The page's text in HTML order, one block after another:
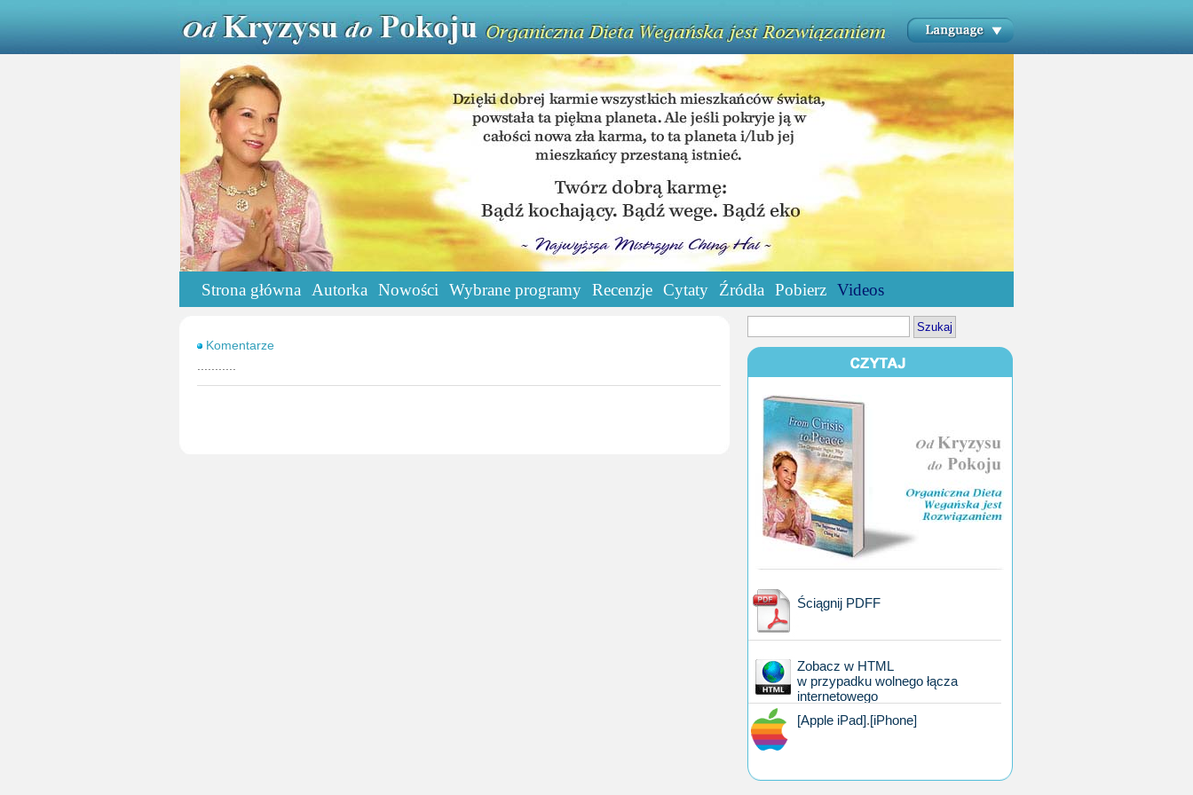
Strona główna Autorka Nowości Wybrane programy Recenzje Cytaty Źródła Pobierz Videos
Komentarze
Ściągnij PDFF
Zobacz w HTML
w przypadku wolnego łącza
internetowego
[Apple iPad].[iPhone]